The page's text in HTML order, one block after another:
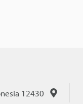
12430